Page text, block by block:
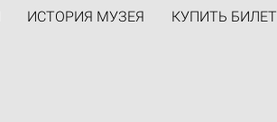
ИСТОРИЯ МУЗЕЯ КУПИТЬ БИЛЕТ